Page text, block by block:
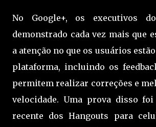
No Google+, os executivos
demonstrado cada vez mais que
a atenção no que os usuários
plataforma, incluindo os
permitem realizar correções e
velocidade. Uma prova disso
recente dos Hangouts para